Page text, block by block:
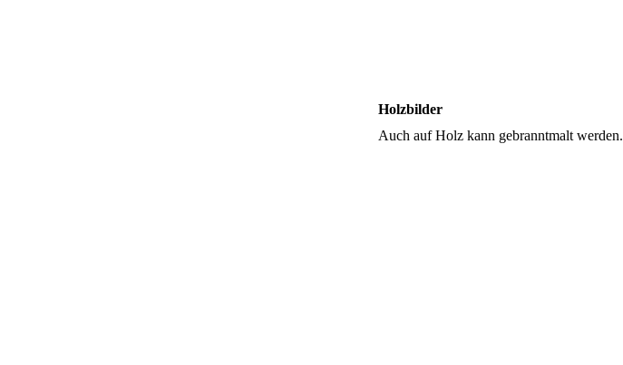
Holzbilder
Auch auf Holz kann gebranntmalt werden.